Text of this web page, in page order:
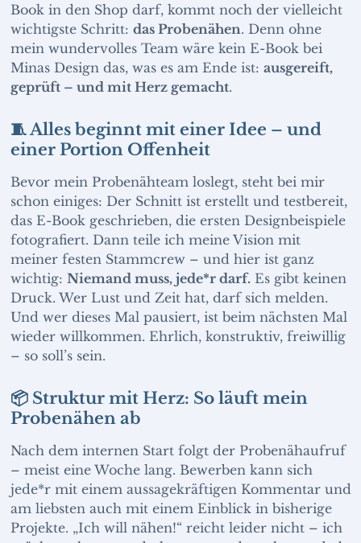
Book in den Shop darf, kommt noch der vielleicht
wichtigste Schritt: das Probenähen. Denn ohne
mein wundervolles Team wäre kein E-Book bei
Minas Design das, was es am Ende ist: ausgereift,
geprüft – und mit Herz gemacht.
🧵 Alles beginnt mit einer Idee – und
einer Portion Offenheit
Bevor mein Probenähteam loslegt, steht bei mir
schon einiges: Der Schnitt ist erstellt und testbereit,
das E-Book geschrieben, die ersten Designbeispiele
fotografiert. Dann teile ich meine Vision mit
meiner festen Stammcrew – und hier ist ganz
wichtig: Niemand muss, jede*r darf.Es gibt keinen
Druck. Wer Lust und Zeit hat, darf sich melden.
Und wer dieses Mal pausiert, ist beim nächsten Mal
wieder willkommen. Ehrlich, konstruktiv, freiwillig
– so soll’s sein.
📦 Struktur mit Herz: So läuft mein
Probenähen ab
Nach dem internen Start folgt der Probenähaufruf
– meist eine Woche lang. Bewerben kann sich
jede*r mit einem aussagekräftigen Kommentar und
am liebsten auch mit einem Einblick in bisherige
Projekte. „Ich will nähen!“ reicht leider nicht – ich